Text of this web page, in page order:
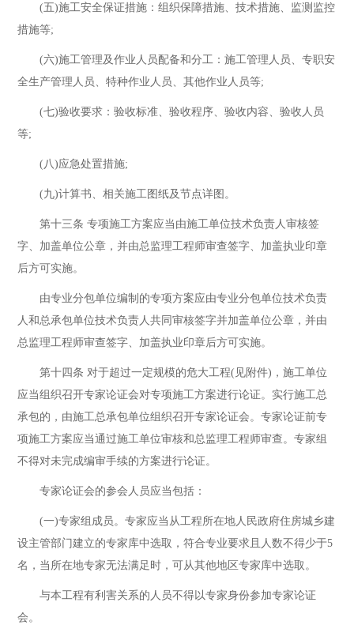
(五)施工安全保证措施：组织保障措施、技术措施、监测监控
措施等;
(六)施工管理及作业人员配备和分工：施工管理人员、专职安
全生产管理人员、特种作业人员、其他作业人员等;
(七)验收要求：验收标准、验收程序、验收内容、验收人员
等;
(八)应急处置措施;
(九)计算书、相关施工图纸及节点详图。
第十三条 专项施工方案应当由施工单位技术负责人审核签
字、加盖单位公章，并由总监理工程师审查签字、加盖执业印章
后方可实施。
由专业分包单位编制的专项方案应由专业分包单位技术负责
人和总承包单位技术负责人共同审核签字并加盖单位公章，并由
总监理工程师审查签字、加盖执业印章后方可实施。
第十四条 对于超过一定规模的危大工程(见附件)，施工单位
应当组织召开专家论证会对专项施工方案进行论证。实行施工总
承包的，由施工总承包单位组织召开专家论证会。专家论证前专
项施工方案应当通过施工单位审核和总监理工程师审查。专家组
不得对未完成编审手续的方案进行论证。
专家论证会的参会人员应当包括：
(一)专家组成员。专家应当从工程所在地人民政府住房城乡建
设主管部门建立的专家库中选取，符合专业要求且人数不得少于5
名，当所在地专家无法满足时，可从其他地区专家库中选取。
与本工程有利害关系的人员不得以专家身份参加专家论证
会。